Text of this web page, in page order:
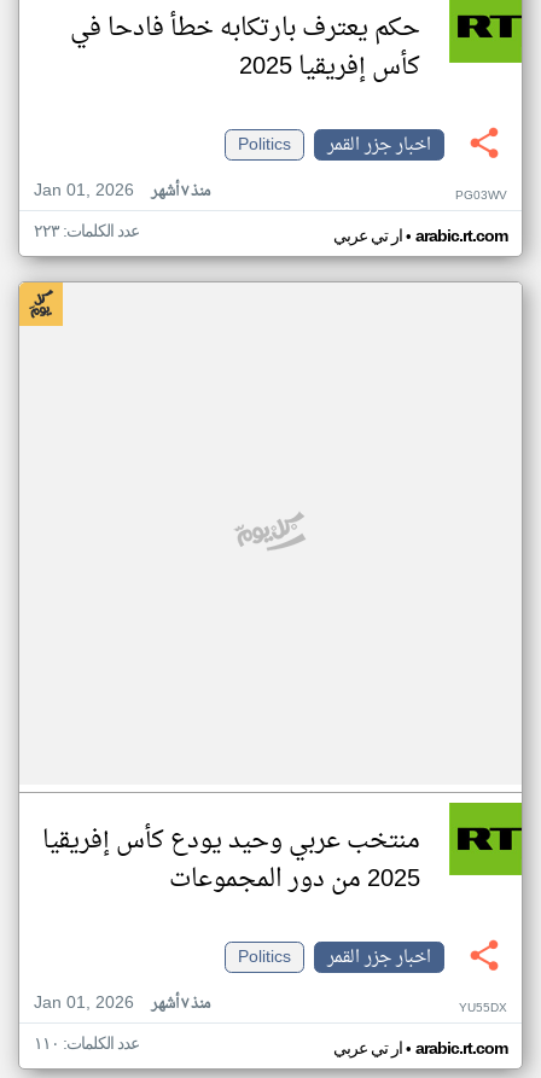
حكم يعترف بارتكابه خطأ فادحا في
كأس إفريقيا 2025
اخبار جزر القمر
Politics
Jan 01, 2026
منذ ٧ أشهر PG03WV
ار تي عربي• arabic.rt.com عدد الكلمات: ٢٢٣
منتخب عربي وحيد يودع كأس إفريقيا
2025 من دور المجموعات
اخبار جزر القمر
Politics
Jan 01, 2026
منذ ٧ أشهر YU55DX
ار تي عربي• arabic.rt.com عدد الكلمات: ١١٠